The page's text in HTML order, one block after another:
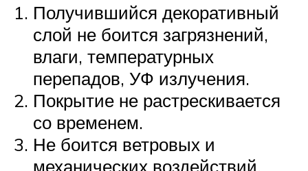
Получившийся декоративный
слой не боится загрязнений,
влаги, температурных
перепадов, УФ излучения.
Покрытие не растрескивается
со временем.
Не боится ветровых и
механических воздействий.